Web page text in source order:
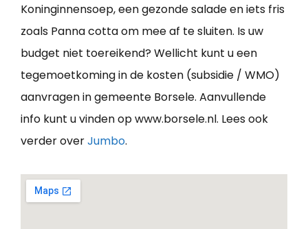
Koninginnensoep, een gezonde salade en iets fris
zoals Panna cotta om mee af te sluiten. Is uw
budget niet toereikend? Wellicht kunt u een
tegemoetkoming in de kosten (subsidie / WMO)
aanvragen in gemeente Borsele. Aanvullende
info kunt u vinden op www.borsele.nl. Lees ook
verder overJumbo.